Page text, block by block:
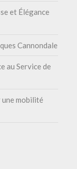
et Élégance
Cannondale
au Service de
mobilité